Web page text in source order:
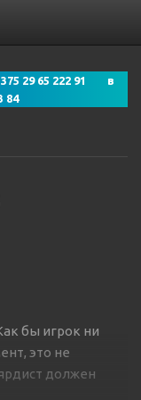
29 65 222 91 в
84
бы игрок ни
это не
должен